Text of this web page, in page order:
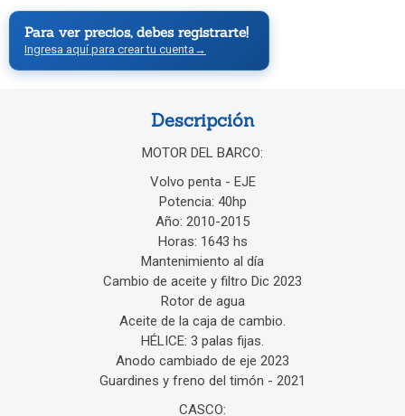
Para ver precios, debes registrarte!
Ingresa aquí para crear tu cuenta →
Descripción
MOTOR DEL BARCO:
Volvo penta - EJE
Potencia: 40hp
Año: 2010-2015
Horas: 1643 hs
Mantenimiento al día
Cambio de aceite y filtro Dic 2023
Rotor de agua
Aceite de la caja de cambio.
HÉLICE: 3 palas fijas.
Anodo cambiado de eje 2023
Guardines y freno del timón - 2021
CASCO: